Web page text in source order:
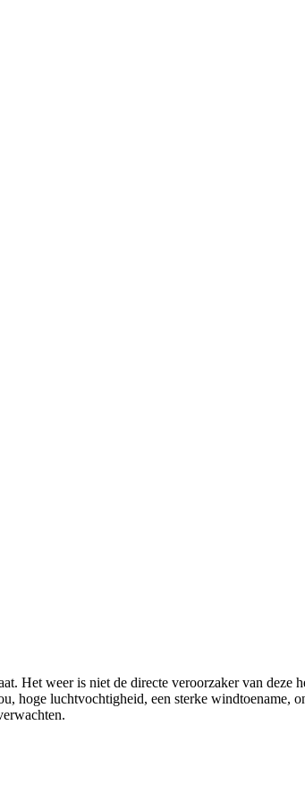
Het weer is niet de directe veroorzaker van deze
hoge luchtvochtigheid, een sterke